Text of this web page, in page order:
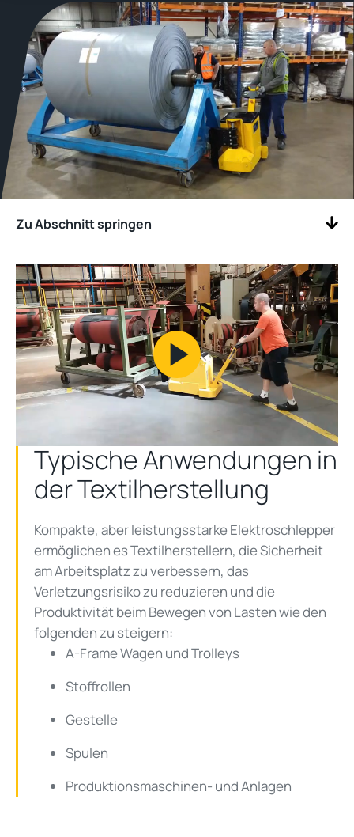
Zu Abschnitt springen
Play
Video
Typische Anwendungen in
der Textilherstellung
Kompakte, aber leistungsstarke Elektroschlepper
ermöglichen es Textilherstellern, die Sicherheit
am Arbeitsplatz zu verbessern, das
Verletzungsrisiko zu reduzieren und die
Produktivität beim Bewegen von Lasten wie den
folgenden zu steigern:
A-Frame Wagen und Trolleys
Stoffrollen
Gestelle
Spulen
Produktionsmaschinen- und Anlagen